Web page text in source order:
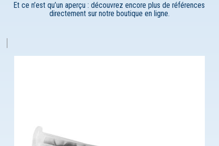
Et ce n’est qu’un aperçu : découvrez encore plus de références
directement sur notre boutique en ligne.